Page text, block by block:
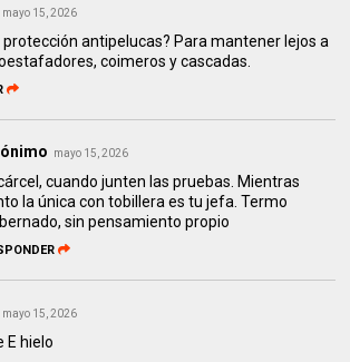
mayo 15, 2026
protección antipelucas? Para mantener lejos a
coimeros y cascadas.
mayo 15, 2026
cuando junten las pruebas. Mientras
la única con tobillera es tu jefa. Termo
sin pensamiento propio
mayo 15, 2026
E hielo